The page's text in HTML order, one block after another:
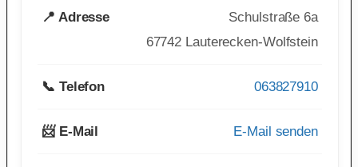
📍 Adresse
Schulstraße 6a
67742 Lauterecken-Wolfstein
📞 Telefon 063827910
📨 E-Mail E-Mail senden